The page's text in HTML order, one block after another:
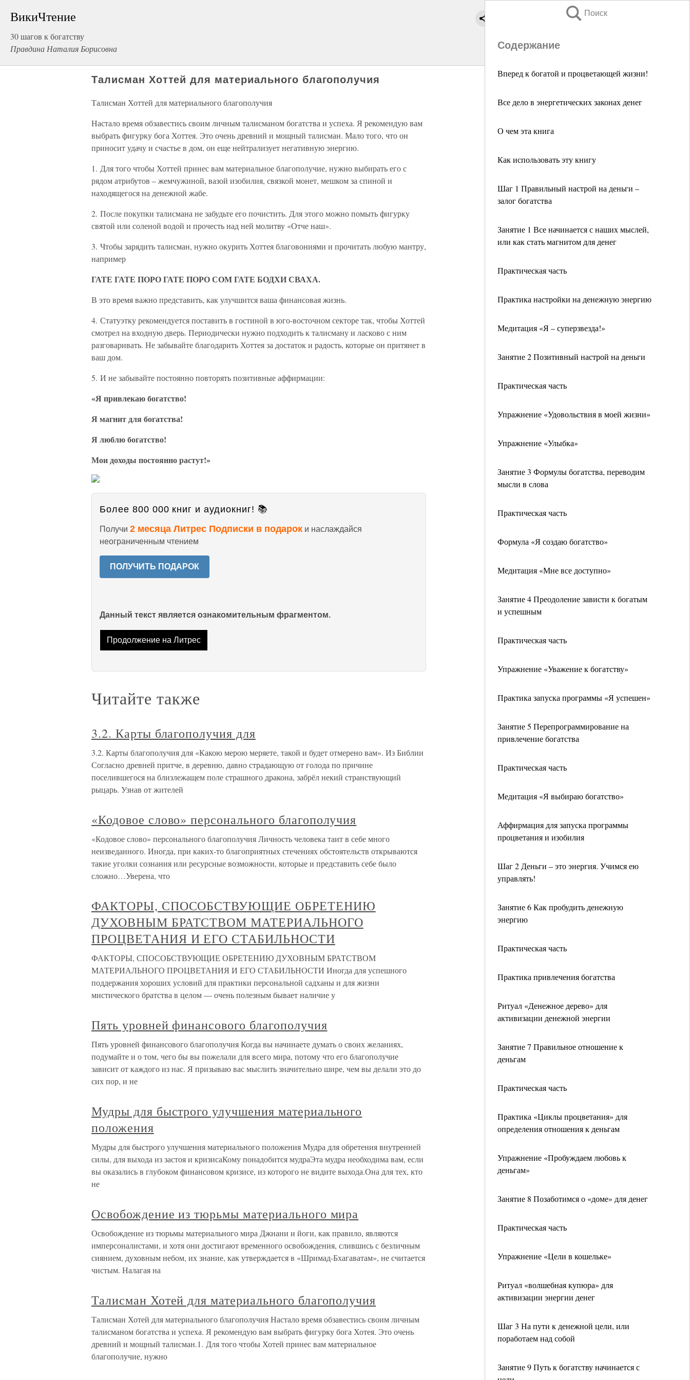
ВикиЧтение
30 шагов к богатству
Правдина Наталия Борисовна
Поиск
Содержание
Вперед к богатой и процветающей жизни!
Все дело в энергетических законах денег
О чем эта книга
Как использовать эту книгу
Шаг 1 Правильный настрой на деньги –
залог богатства
Занятие 1 Все начинается с наших мыслей,
или как стать магнитом для денег
Практическая часть
Практика настройки на денежную энергию
Медитация «Я – суперзвезда!»
Занятие 2 Позитивный настрой на деньги
Практическая часть
Упражнение «Удовольствия в моей жизни»
Упражнение «Улыбка»
Занятие 3 Формулы богатства, переводим
мысли в слова
Практическая часть
Формула «Я создаю богатство»
Медитация «Мне все доступно»
Занятие 4 Преодоление зависти к богатым
и успешным
Практическая часть
Упражнение «Уважение к богатству»
Практика запуска программы «Я успешен»
Занятие 5 Перепрограммирование на
привлечение богатства
Практическая часть
Медитация «Я выбираю богатство»
Аффирмация для запуска программы
процветания и изобилия
Шаг 2 Деньги – это энергия. Учимся ею
управлять!
Занятие 6 Как пробудить денежную
энергию
Практическая часть
Практика привлечения богатства
Ритуал «Денежное дерево» для
активизации денежной энергии
Занятие 7 Правильное отношение к
деньгам
Практическая часть
Практика «Циклы процветания» для
определения отношения к деньгам
Упражнение «Пробуждаем любовь к
деньгам»
Занятие 8 Позаботимся о «доме» для денег
Практическая часть
Упражнение «Цели в кошельке»
Ритуал «волшебная купюра» для
активизации энергии денег
Шаг 3 На пути к денежной цели, или
поработаем над собой
Занятие 9 Путь к богатству начинается с
Талисман Хоттей для материального благополучия
Талисман Хоттей для материального благополучия
Настало время обзавестись своим личным талисманом богатства и успеха. Я рекомендую вам
выбрать фигурку бога Хоттея. Это очень древний и мощный талисман. Мало того, что он
приносит удачу и счастье в дом, он еще нейтрализует негативную энергию.
1. Для того чтобы Хоттей принес вам материальное благополучие, нужно выбирать его с
рядом атрибутов – жемчужиной, вазой изобилия, связкой монет, мешком за спиной и
находящегося на денежной жабе.
2. После покупки талисмана не забудьте его почистить. Для этого можно помыть фигурку
святой или соленой водой и прочесть над ней молитву «Отче наш».
3. Чтобы зарядить талисман, нужно окурить Хоттея благовониями и прочитать любую мантру,
например
ГАТЕ ГАТЕ ПОРО ГАТЕ ПОРО СОМ ГАТЕ БОДХИ СВАХА.
В это время важно представить, как улучшится ваша финансовая жизнь.
4. Статуэтку рекомендуется поставить в гостиной в юго-восточном секторе так, чтобы Хоттей
смотрел на входную дверь. Периодически нужно подходить к талисману и ласково с ним
разговаривать. Не забывайте благодарить Хоттея за достаток и радость, которые он притянет в
ваш дом.
5. И не забывайте постоянно повторять позитивные аффирмации:
«Я привлекаю богатство!
Я магнит для богатства!
Я люблю богатство!
Мои доходы постоянно растут!»
Более 800 000 книг и аудиокниг! 📚
Получи 2 месяца Литрес Подписки в подарок и наслаждайся
неограниченным чтением
ПОЛУЧИТЬ ПОДАРОК
Данный текст является ознакомительным фрагментом.
Продолжение на Литрес
Читайте также
3.2. Карты благополучия для
3.2. Карты благополучия для «Какою мерою меряете, такой и будет отмерено вам». Из Библии
Согласно древней притче, в деревню, давно страдающую от голода по причине
поселившегося на близлежащем поле страшного дракона, забрёл некий странствующий
рыцарь. Узнав от жителей
«Кодовое слово» персонального благополучия
«Кодовое слово» персонального благополучия Личность человека таит в себе много
неизведанного. Иногда, при каких-то благоприятных стечениях обстоятельств открываются
такие уголки сознания или ресурсные возможности, которые и представить себе было
сложно…Уверена, что
ФАКТОРЫ, СПОСОБСТВУЮЩИЕ ОБРЕТЕНИЮ
ДУХОВНЫМ БРАТСТВОМ МАТЕРИАЛЬНОГО
ПРОЦВЕТАНИЯ И ЕГО СТАБИЛЬНОСТИ
ФАКТОРЫ, СПОСОБСТВУЮЩИЕ ОБРЕТЕНИЮ ДУХОВНЫМ БРАТСТВОМ
МАТЕРИАЛЬНОГО ПРОЦВЕТАНИЯ И ЕГО СТАБИЛЬНОСТИ Иногда для успешного
поддержания хороших условий для практики персональной садханы и для жизни
мистического братства в целом — очень полезным бывает наличие у
Пять уровней финансового благополучия
Пять уровней финансового благополучия Когда вы начинаете думать о своих желаниях,
подумайте и о том, чего бы вы пожелали для всего мира, потому что его благополучие
зависит от каждого из нас. Я призываю вас мыслить значительно шире, чем вы делали это до
сих пор, и не
Мудры для быстрого улучшения материального
положения
Мудры для быстрого улучшения материального положения Мудра для обретения внутренней
силы, для выхода из застоя и кризисаКому понадобится мудраЭта мудра необходима вам, если
вы оказались в глубоком финансовом кризисе, из которого не видите выхода.Она для тех, кто
не
Освобождение из тюрьмы материального мира
Освобождение из тюрьмы материального мира Джнани и йоги, как правило, являются
имперсоналистами, и хотя они достигают временного освобождения, слившись с безличным
сиянием, духовным небом, их знание, как утверждается в «Шримад-Бхагаватам», не считается
чистым. Налагая на
Талисман Хотей для материального благополучия
Талисман Хотей для материального благополучия Настало время обзавестись своим личным
талисманом богатства и успеха. Я рекомендую вам выбрать фигурку бога Хотея. Это очень
древний и мощный талисман.1. Для того чтобы Хотей принес вам материальное
благополучие, нужно